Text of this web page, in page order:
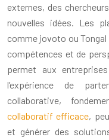
externes, des
nouvelles idées. Les
comme jovoto ou
compétences et de
permet aux
l’expérience de
collaborative,
collaboratif efficace,
et générer des